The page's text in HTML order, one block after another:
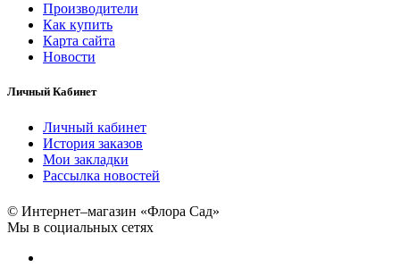
Производители
Как купить
Карта сайта
Новости
Личный Кабинет
Личный кабинет
История заказов
Мои закладки
Рассылка новостей
© Интернет–магазин «Флора Сад»
Мы в социальных сетях